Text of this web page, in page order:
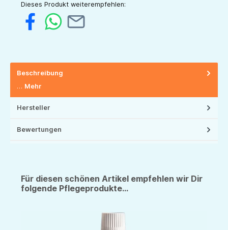
Dieses Produkt weiterempfehlen:
Beschreibung
… Mehr
Hersteller
Bewertungen
Für diesen schönen Artikel empfehlen wir Dir
folgende Pflegeprodukte...